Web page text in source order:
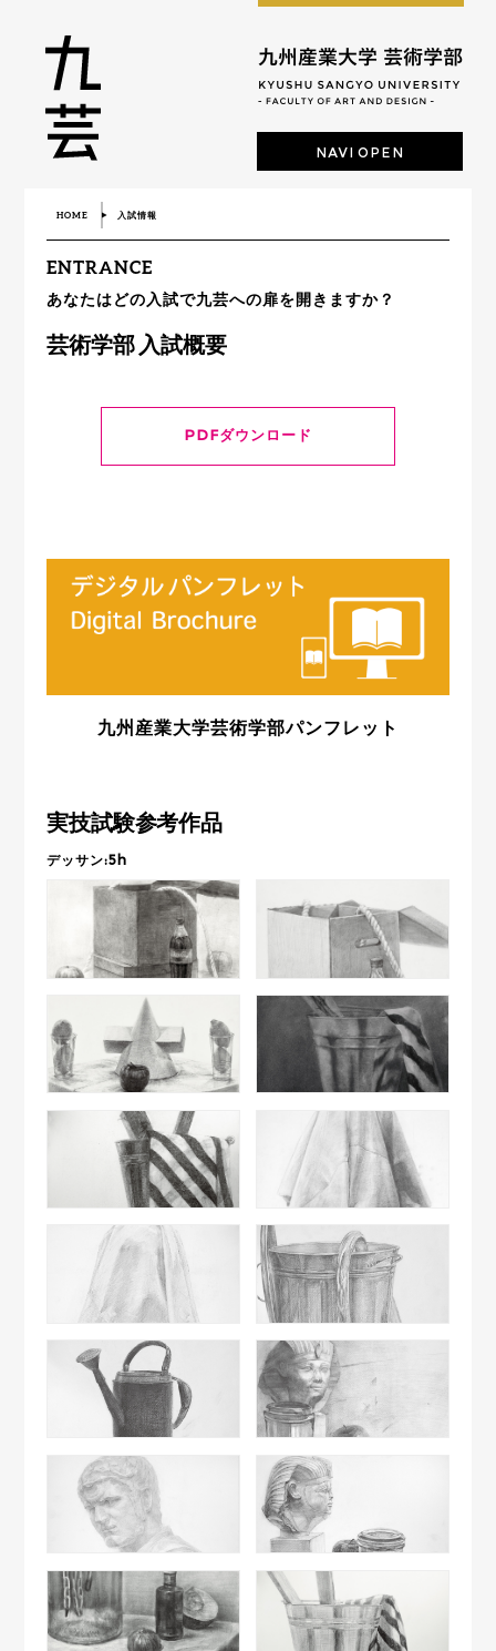
NAVI OPEN
HOME 入試情報
ENTRANCE
あなたはどの入試で九芸への扉を開きますか？
芸術学部 入試概要
PDFダウンロード
九州産業大学芸術学部パンフレット
実技試験参考作品
デッサン:5h